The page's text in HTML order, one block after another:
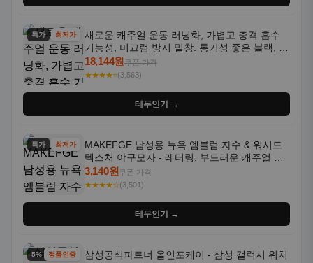
특가 최저가
새로운 캐주얼 운동 러닝화, 가볍고 충격 흡수
기능성, 미끄럼 방지 밑창. 통기성 좋은 블랙, 화
이트, 퍼플 그라데이션 색상
18,144원쿠폰 가격
★★★★⭐(3,563)
테무인기 →
특가 최저가
MAKEFGE 남성용 뉴욕 엠블럼 자수 & 워시드
텍스처 야구모자 - 레터링, 부드러운 캐주얼 모
자, NYC 스타일
3,140원쿠폰 가격
★★★★☆(3,501)
테무인기 →
5% 할인정품인증
삼성공식파트너 올인포케이 - 삼성 갤럭시 워치